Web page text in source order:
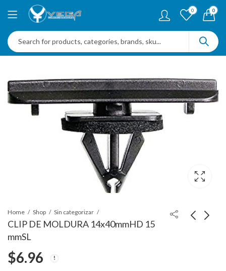
0 0
Home Shop Sin categorizar
CLIP DE MOLDURA 14x40mmHD 15
mmSL
$6.96